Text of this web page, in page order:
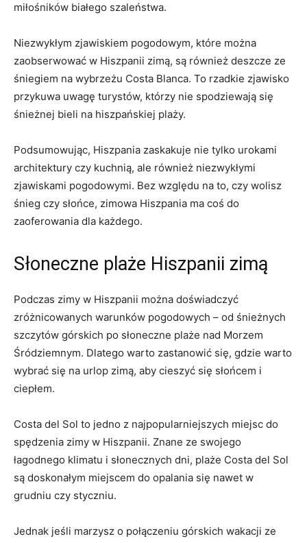
miłośników białego ​szaleństwa.
Niezwykłym zjawiskiem pogodowym, które można
zaobserwować w Hiszpanii zimą, są również deszcze ze
śniegiem na wybrzeżu Costa Blanca. To rzadkie ‌zjawisko
przykuwa uwagę turystów, którzy nie spodziewają się​
śnieżnej bieli‌ na hiszpańskiej plaży.
Podsumowując, Hiszpania zaskakuje nie​ tylko urokami
architektury czy kuchnią, ale również⁢ niezwykłymi
zjawiskami pogodowymi. Bez ⁢względu na to, czy wolisz
śnieg czy słońce,​ zimowa Hiszpania ma‌ coś ‌do
zaoferowania dla każdego.
Słoneczne plaże Hiszpanii zimą
Podczas zimy w Hiszpanii można doświadczyć
zróżnicowanych warunków pogodowych – od śnieżnych⁤
szczytów górskich po słoneczne plaże nad Morzem
Śródziemnym. Dlatego warto zastanowić się, gdzie warto
wybrać się na urlop zimą, aby cieszyć się słońcem ⁤i
ciepłem.
Costa del ​Sol ⁣to jedno​ z najpopularniejszych miejsc do
‌spędzenia zimy w Hiszpanii. Znane ze ​swojego
łagodnego klimatu​ i słonecznych dni, plaże Costa​ del Sol
są doskonałym miejscem do ⁣opalania się nawet w
grudniu czy styczniu.
Jednak jeśli marzysz o połączeniu górskich wakacji ze